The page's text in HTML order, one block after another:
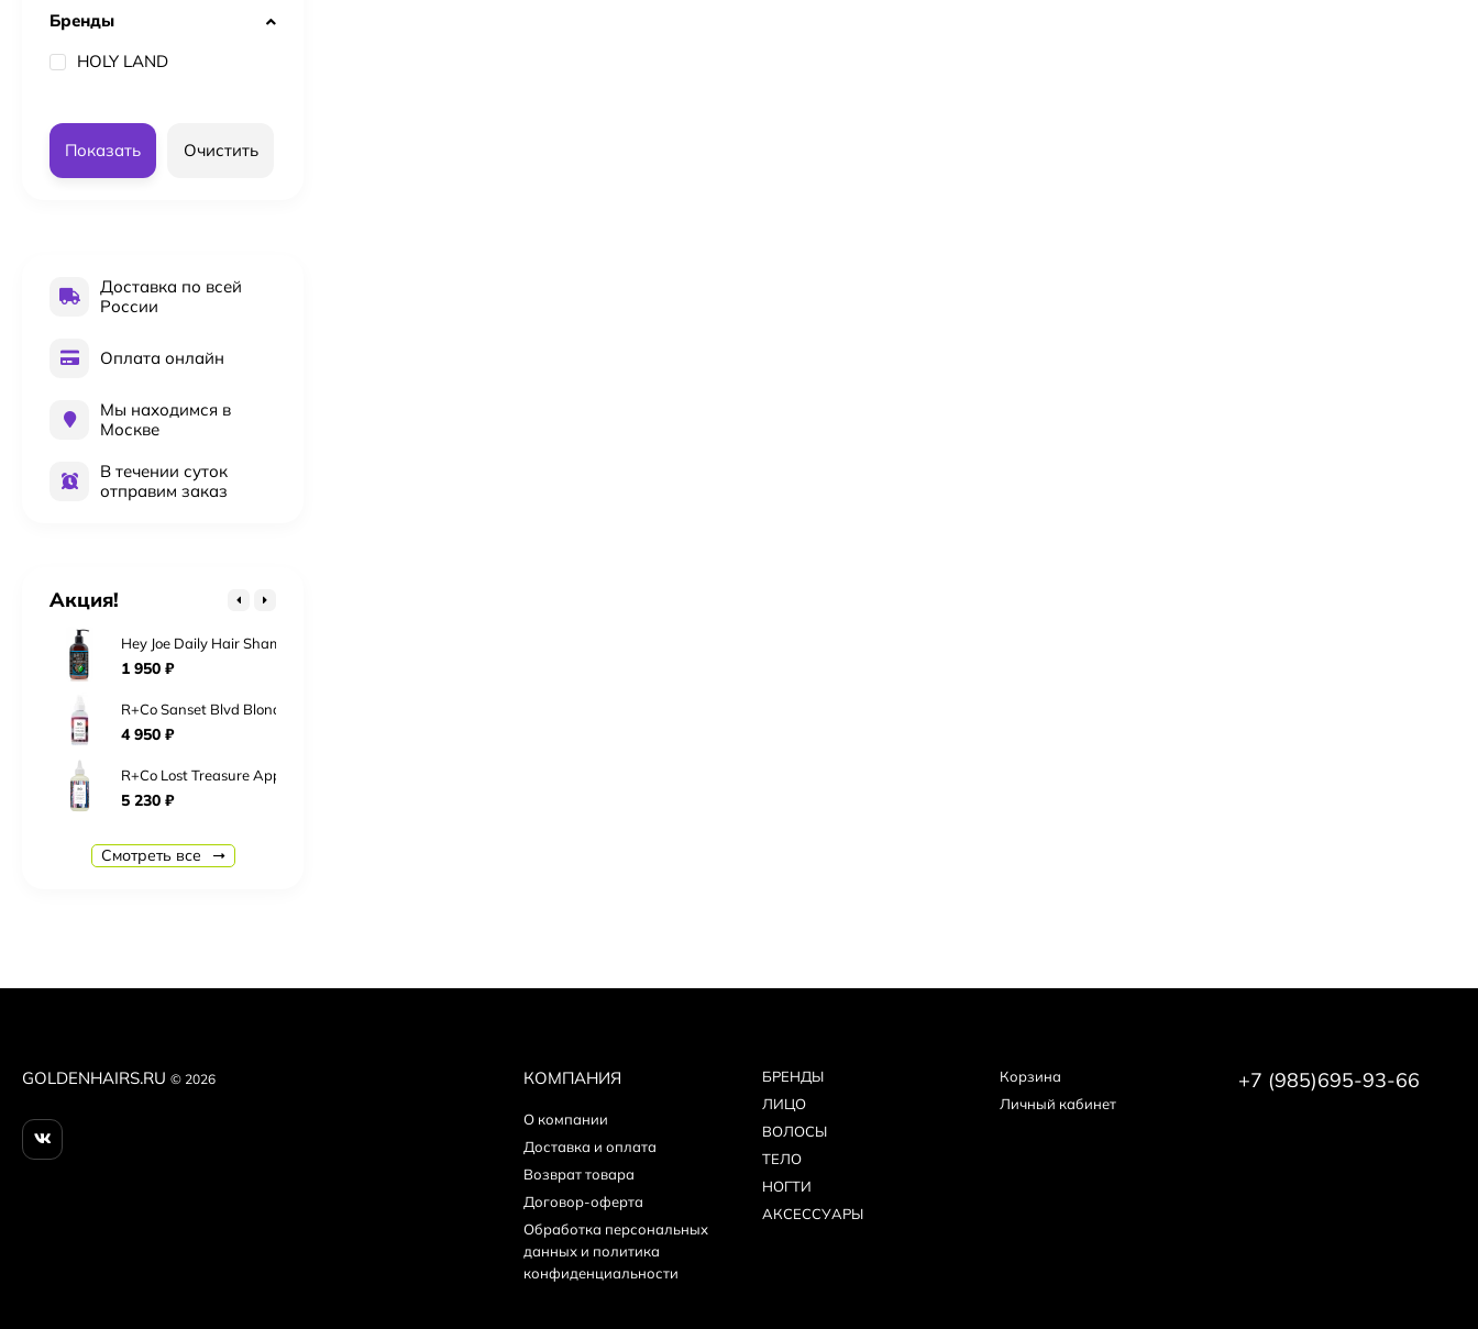
Бренды
HOLY LAND
Показать Очистить
Доставка по всей
России
Оплата онлайн
Мы находимся в
Москве
В течении суток
отправим заказ
Акция!
2 016₽
Hey Joe Daily Hair Shampoo Шампунь для ежедневного использования 250 мл
1 950 ₽
R+Co Sanset Blvd Blonde Сансет Бульвар Toning+Styling Crème 124 мл Крем для укладки светлых волос
4 950 ₽
R+Co Lost Treasure Apple Cider Vinegar 177 мл «Мое сокровище» кондиционер для кожи головы и волос с яблочным уксусом
5 230 ₽
R+Co Ring Tone Ultra Fefining Gel Crème Гель-Крем Рингтон 177 мл для волос Ультрадефинирующий
5 290₽
Christina Fitzgerald Профессиональное средство 200 мл Ultra Remove Gel Nails Polish для снятия гелевого покрытия Remover
Christina Fitzgerald Топ Ultra Non Wipe Top без дисперсионного слоя для гелевого покрытия 15 мл
Christina Fitzgerald Праймер Ultra Primer для подготовки к покрытию гелем 15 мл
Смотреть все
GOLDENHAIRS.RU © 2026 КОМПАНИЯ
О компании
Доставка и оплата
Возврат товара
Договор-оферта
Обработка персональных
данных и политика
конфиденциальности
БPEНДЫ
ЛИЦО
ВОЛОСЫ
ТЕЛО
НОГТИ
АКСЕССУАРЫ
Корзина
Личный кабинет
+7 (985)695-93-66